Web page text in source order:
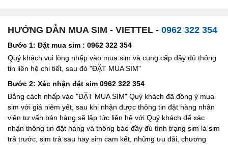
HƯỚNG DẪN MUA SIM - VIETTEL - 0962 322 354
Bước 1: Đặt mua sim : 0962 322 354
Quý khách vui lòng nhấp vào mua sim và cung cấp đầy đủ thông
tin liên hệ chi tiết, sau đó "ĐẶT MUA SIM"
Bước 2: Xác nhận đặt sim 0962 322 354
Bằng cách nhấp vào "ĐẶT MUA SIM" Quý khách đã đồng ý mua
sim với giá niêm yết, sau khi nhận được thông tin đặt hàng nhân
viên tư vấn bán hàng sẽ lập tức liên hệ với Quý khách để xác
nhận thông tin đặt hàng và thông báo đầy đủ tình trạng sim là sim
trả trước, sim trả sau hay sim cam kết, những ưu đãi, chương